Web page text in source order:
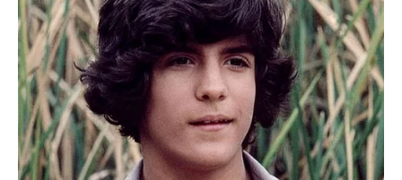
5. Upala krajnika (tonzilitis)
Tonzilitisje stanje u kojem dolazi do zapaljenja i oticanja
krajnika koji se nalaze na zadnjem delu grla. Kada su krajnici
uvećani, prolaz u grlu postaje uži, što otežava gutanje.
Kao posledica toga, pljuvačka se zadržava u usnoj duplji i